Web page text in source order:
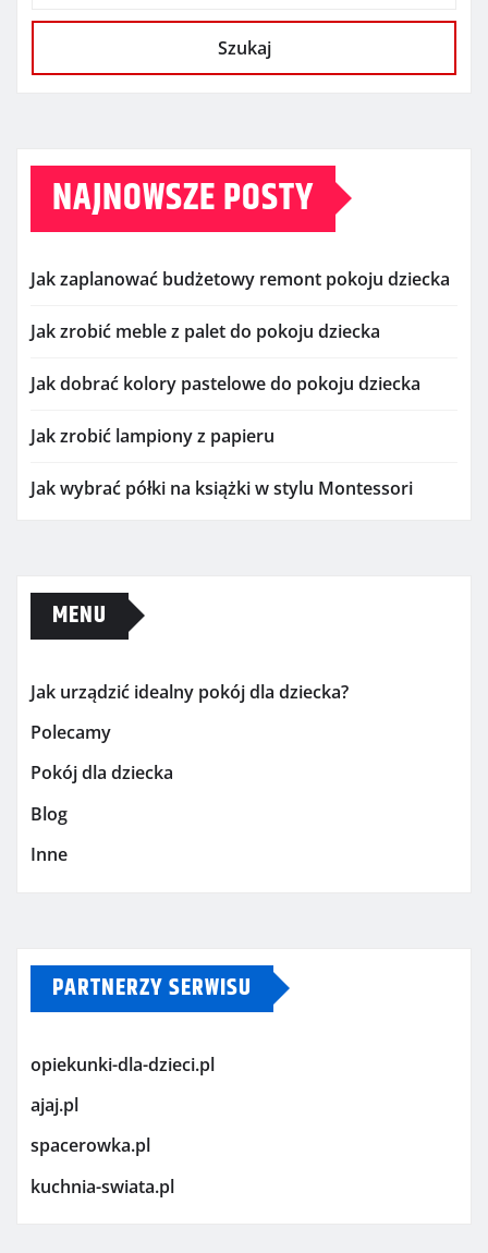
Szukaj
NAJNOWSZE POSTY
Jak zaplanować budżetowy remont pokoju dziecka
Jak zrobić meble z palet do pokoju dziecka
Jak dobrać kolory pastelowe do pokoju dziecka
Jak zrobić lampiony z papieru
Jak wybrać półki na książki w stylu Montessori
MENU
Jak urządzić idealny pokój dla dziecka?
Polecamy
Pokój dla dziecka
Blog
Inne
PARTNERZY SERWISU
opiekunki-dla-dzieci.pl
ajaj.pl
spacerowka.pl
kuchnia-swiata.pl